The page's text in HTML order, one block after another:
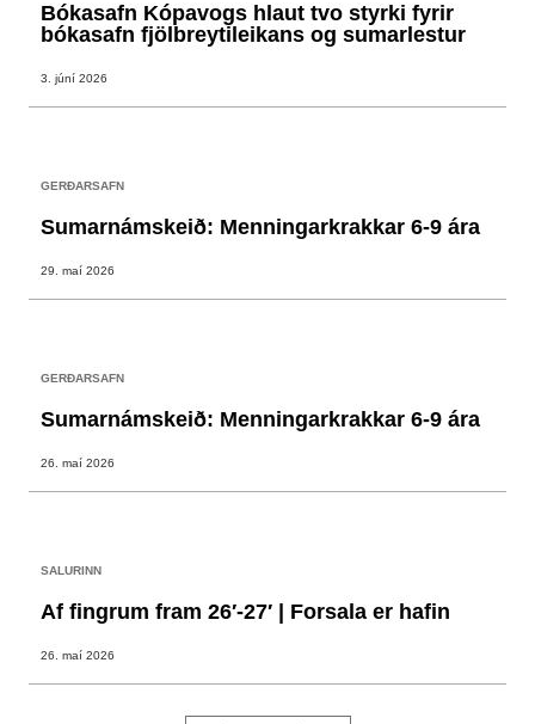
Bókasafn Kópavogs hlaut tvo styrki fyrir
bókasafn fjölbreytileikans og sumarlestur
3. júní 2026
GERÐARSAFN
Sumarnámskeið: Menningarkrakkar 6-9 ára
29. maí 2026
GERÐARSAFN
Sumarnámskeið: Menningarkrakkar 6-9 ára
26. maí 2026
SALURINN
Af fingrum fram 26′-27′ | Forsala er hafin
26. maí 2026